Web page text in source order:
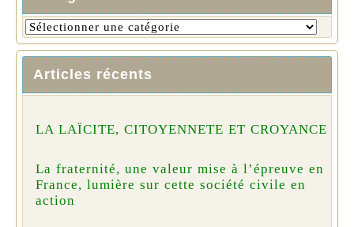
Articles récents
LA LAÏCITE, CITOYENNETE ET CROYANCE
La fraternité, une valeur mise à l’épreuve en
France, lumière sur cette société civile en
action